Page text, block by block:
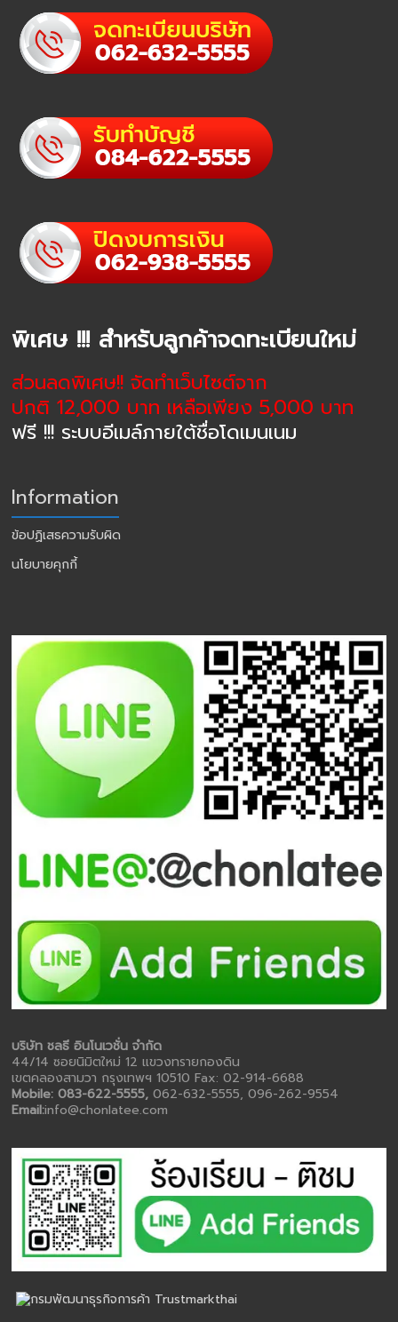
พิเศษ !!! สำหรับลูกค้าจดทะเบียนใหม่
ส่วนลดพิเศษ!! จัดทำเว็บไซต์จาก
ปกติ 12,000 บาท เหลือเพียง 5,000 บาท
ฟรี !!! ระบบอีเมล์ภายใต้ชื่อโดเมนเนม
Information
ข้อปฏิเสธความรับผิด
นโยบายคุกกี้
บริษัท ชลธี อินโนเวชั่น จำกัด
44/14 ซอยนิมิตใหม่ 12 แขวงทรายกองดิน
เขตคลองสามวา กรุงเทพฯ 10510 Fax: 02-914-6688
Mobile: 083-622-5555,062-632-5555, 096-262-9554
Email:info@chonlatee.com